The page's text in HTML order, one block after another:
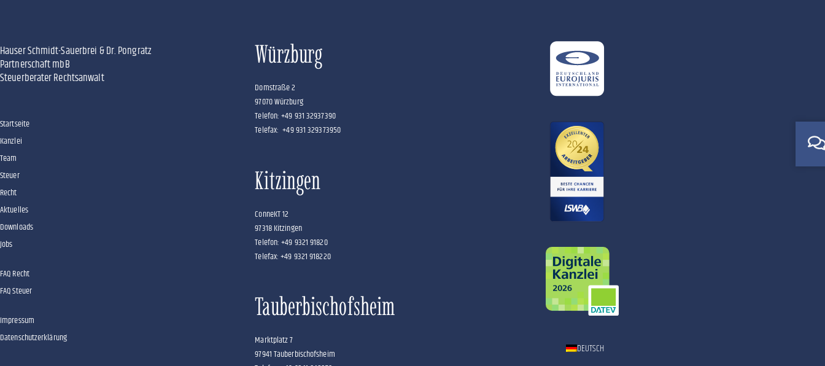
Hauser Schmidt-Sauerbrei & Dr. Pongratz
Partnerschaft mbB
Steuerberater Rechtsanwalt
Startseite
Kanzlei
Team
Steuer
Recht
Aktuelles
Downloads
Jobs
FAQ Recht
FAQ Steuer
Impressum
Datenschutzerklärung
Würzburg
Domstraße 2
97070 Würzburg
Telefon: +49 931 32937390
Telefax: +49 931 329373950
Kitzingen
ConneKT 12
97318 Kitzingen
Telefon: +49 9321 91820
Telefax: +49 9321 918220
Tauberbischofsheim
Marktplatz 7
97941 Tauberbischofsheim
DEUTSCH